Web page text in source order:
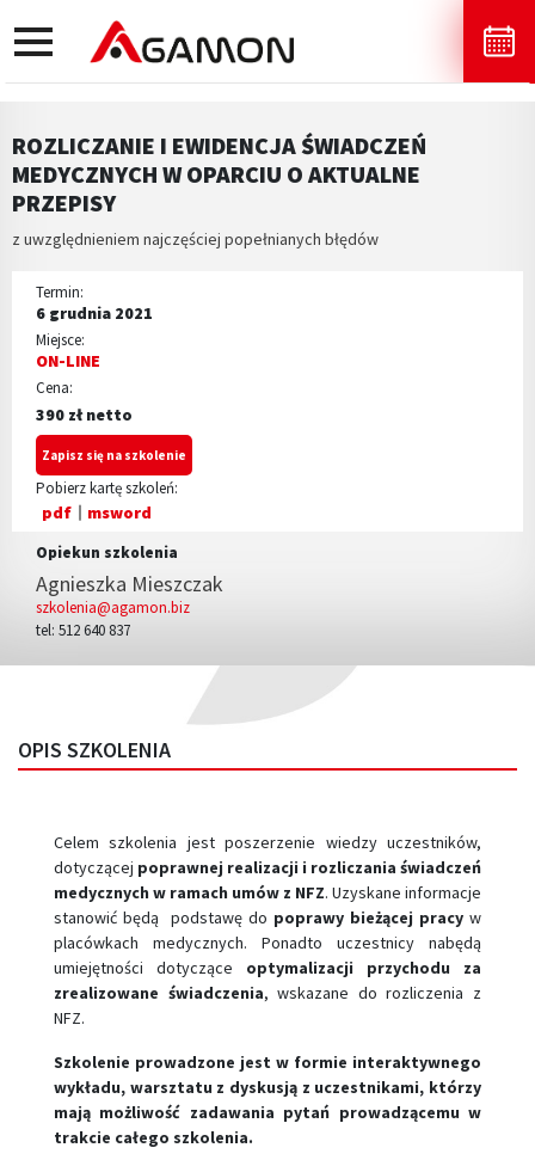
toggle
navigation
ROZLICZANIE I EWIDENCJA ŚWIADCZEŃ
MEDYCZNYCH W OPARCIU O AKTUALNE
PRZEPISY
z uwzględnieniem najczęściej popełnianych błędów
Termin:
6 grudnia 2021
Miejsce:
ON-LINE
Cena:
390 zł netto
Zapisz się na szkolenie
Pobierz kartę szkoleń:
pdf msword
Opiekun szkolenia
Agnieszka Mieszczak
szkolenia@agamon.biz
tel: 512 640 837
OPIS SZKOLENIA
Celem szkolenia jest poszerzenie wiedzy uczestników,
dotyczącej poprawnej realizacji i rozliczania świadczeń
medycznych w ramach umów z NFZ. Uzyskane informacje
stanowić będą podstawę do poprawy bieżącej pracy w
placówkach medycznych. Ponadto uczestnicy nabędą
umiejętności dotyczące optymalizacji przychodu za
zrealizowane świadczenia, wskazane do rozliczenia z
NFZ.
Szkolenie prowadzone jest w formie interaktywnego
wykładu, warsztatu z dyskusją z uczestnikami, którzy
mają możliwość zadawania pytań prowadzącemu w
trakcie całego szkolenia.